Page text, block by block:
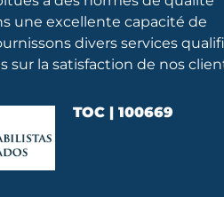
une excellente capacité de
divers services
sur la satisfaction de nos
TOC | 100669